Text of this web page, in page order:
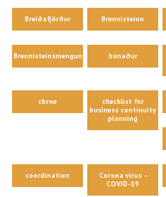
Breiðafjörður Brennisteinn
Brennisteinsmengun búnaður
cbrne
checklist for
business continuity
planning
coordination
Corona virus -
COVID-19